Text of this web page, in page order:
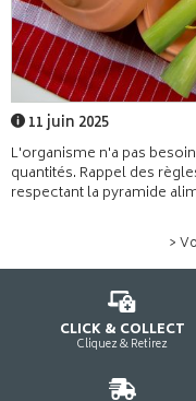
11 juin 2025
L'organisme n'a pas
quantités. Rappel des
respectant la pyramide
>
CLICK & COLLECT
Cliquez & Retirez